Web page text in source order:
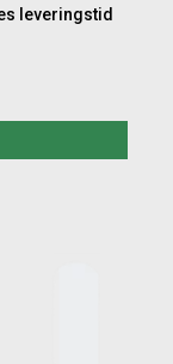
leveringstid